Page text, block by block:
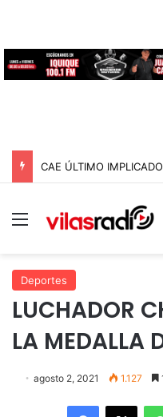
Menú
Deportes
LUCHADOR
LA MEDALLA
agosto 2, 2021 1.127
Facebook
X